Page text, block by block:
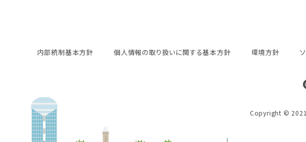
内部統制基本方針 個人情報の取り扱いに関する基本方針 環境方針
Copyright © 2021